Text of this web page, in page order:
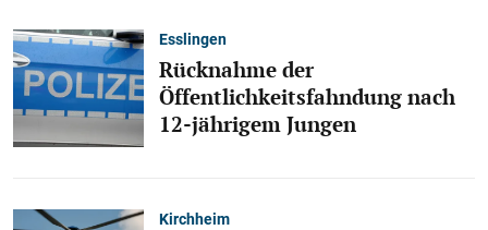
Esslingen
Rücknahme der
Öffentlichkeitsfahndung nach
12-jährigem Jungen
Kirchheim